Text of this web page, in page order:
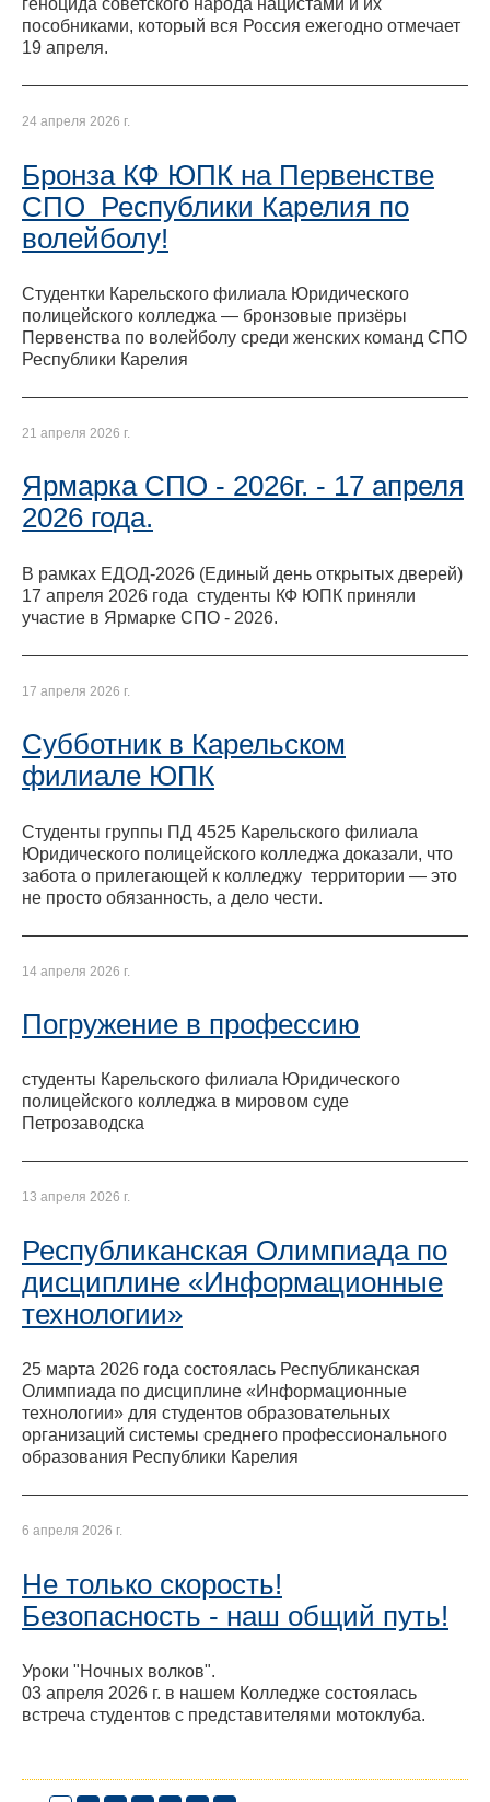
геноцида советского народа нацистами и их
пособниками, который вся Россия ежегодно отмечает
19 апреля.
24 апреля 2026 г.
Бронза КФ ЮПК на Первенстве
СПО Республики Карелия по
волейболу!
Студентки Карельского филиала Юридического
полицейского колледжа — бронзовые призёры
Первенства по волейболу среди женских команд СПО
Республики Карелия
21 апреля 2026 г.
Ярмарка СПО - 2026г. - 17 апреля
2026 года.
В рамках ЕДОД-2026 (Единый день открытых дверей)
17 апреля 2026 года студенты КФ ЮПК приняли
участие в Ярмарке СПО - 2026.
17 апреля 2026 г.
Субботник в Карельском
филиале ЮПК
Студенты группы ПД 4525 Карельского филиала
Юридического полицейского колледжа доказали, что
забота о прилегающей к колледжу территории — это
не просто обязанность, а дело чести.
14 апреля 2026 г.
Погружение в профессию
студенты Карельского филиала Юридического
полицейского колледжа в мировом суде
Петрозаводска
13 апреля 2026 г.
Республиканская Олимпиада по
дисциплине «Информационные
технологии»
25 марта 2026 года состоялась Республиканская
Олимпиада по дисциплине «Информационные
технологии» для студентов образовательных
организаций системы среднего профессионального
образования Республики Карелия
6 апреля 2026 г.
Не только скорость!
Безопасность - наш общий путь!
Уроки "Ночных волков".
03 апреля 2026 г. в нашем Колледже состоялась
встреча студентов с представителями мотоклуба.